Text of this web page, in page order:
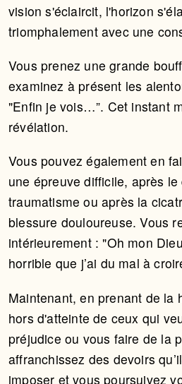
vision s'éclaircit, l'horizon
triomphalement avec une
Vous prenez une grande
examinez à présent les
"Enfin je vois…”. Cet instant
révélation.
Vous pouvez également en
une épreuve difficile, après le
traumatisme ou après la
blessure douloureuse. Vous
intérieurement : "Oh mon
horrible que j’ai du mal à
Maintenant, en prenant de la
hors d'atteinte de ceux qui
préjudice ou vous faire de la
affranchissez des devoirs
imposer et vous poursuivez